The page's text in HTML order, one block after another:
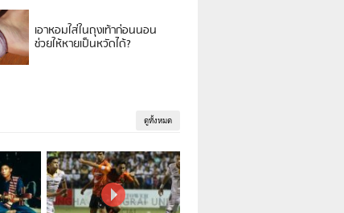
เอาหอมใส่ในถุงเท้าก่อนนอน
ช่วยให้หายเป็นหวัดได้?
ดูทั้งหมด